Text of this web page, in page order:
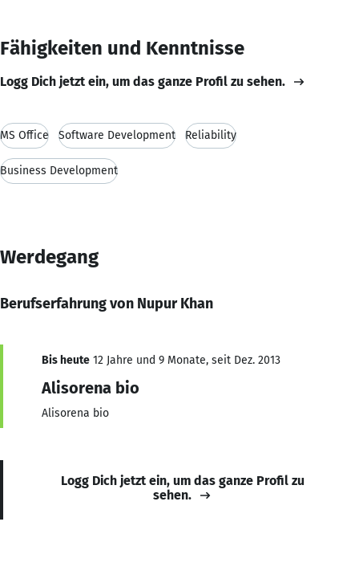
Fähigkeiten und Kenntnisse
Logg Dich jetzt ein, um das ganze Profil zu sehen.
MS Office Software Development Reliability
Business Development
Werdegang
Berufserfahrung von Nupur Khan
Bis heute 12 Jahre und 9 Monate, seit Dez. 2013
Alisorena bio
Alisorena bio
Logg Dich jetzt ein, um das ganze Profil zu
sehen.